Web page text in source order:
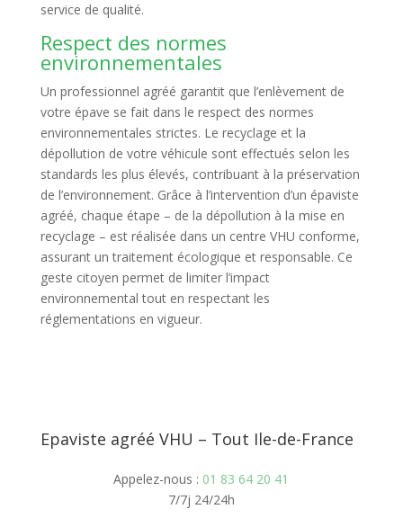
service de qualité.
Respect des normes
environnementales
Un professionnel agréé garantit que l’enlèvement de
votre épave se fait dans le respect des normes
environnementales strictes. Le recyclage et la
dépollution de votre véhicule sont effectués selon les
standards les plus élevés, contribuant à la préservation
de l’environnement. Grâce à l’intervention d’un épaviste
agréé, chaque étape – de la dépollution à la mise en
recyclage – est réalisée dans un centre VHU conforme,
assurant un traitement écologique et responsable. Ce
geste citoyen permet de limiter l’impact
environnemental tout en respectant les
réglementations en vigueur.
Epaviste agréé VHU – Tout Ile-de-France
Appelez-nous : 01 83 64 20 41
7/7j 24/24h